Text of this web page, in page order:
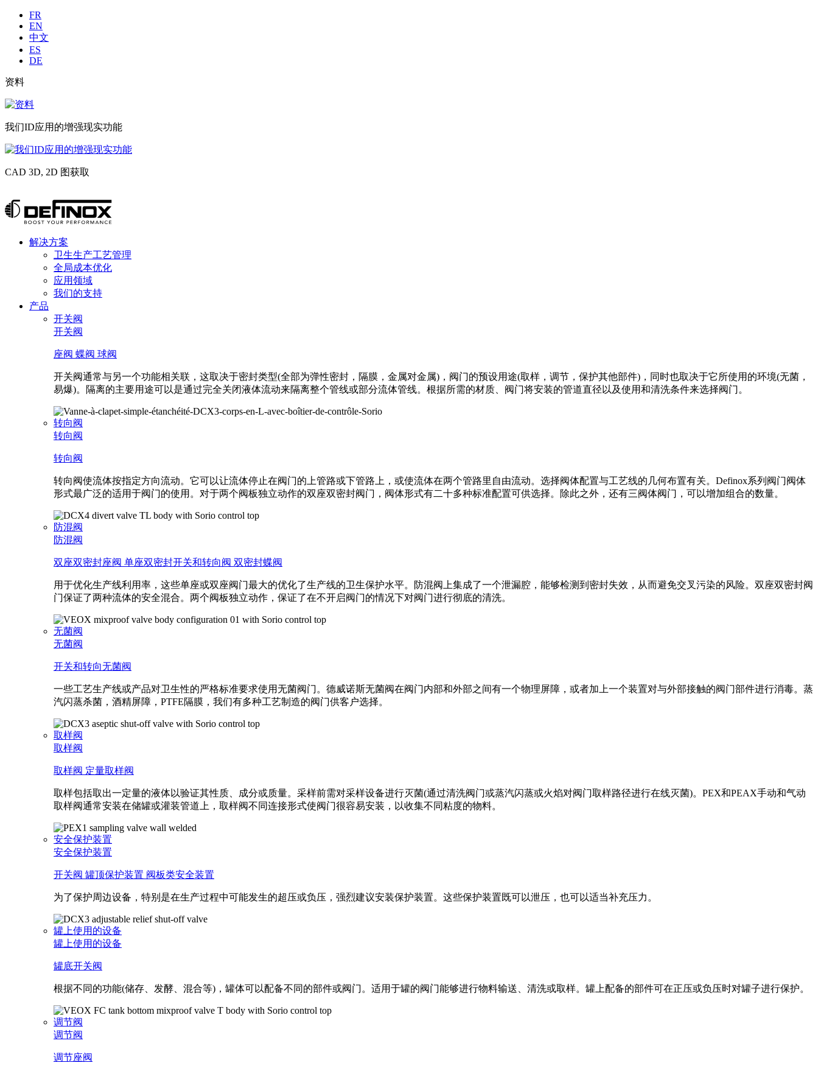
Langues
FR
EN
中文
ES
DE
Liste
sub
资料
资
我们ID应用的增强现实功能
我
CAD 3D, 2D 图获取
3D,
2D
跳
转
Menu
解决方案
卫生生产工艺管理
全局成本优化
应用领域
我们的支持
产品
开关阀
开关阀
座阀 蝶阀 球阀
开关阀通常与另一个功能相关联，这取决于密封类型(全部为弹性密封，隔膜，金属对金属)，阀门的预设用途(取样，调节，保护其他部件)，同时也取决于它所使用的环境(无菌，
易爆)。隔离的主要用途可以是通过完全关闭液体流动来隔离整个管线或部分流体管线。根据所需的材质、阀门将安装的管道直径以及使用和清洗条件来选择阀门。
转向阀
转向阀
转向阀
转向阀使流体按指定方向流动。它可以让流体停止在阀门的上管路或下管路上，或使流体在两个管路里自由流动。选择阀体配置与工艺线的几何布置有关。Definox系列阀门阀体
形式最广泛的适用于阀门的使用。对于两个阀板独立动作的双座双密封阀门，阀体形式有二十多种标准配置可供选择。除此之外，还有三阀体阀门，可以增加组合的数量。
防混阀
防混阀
双座双密封座阀 单座双密封开关和转向阀 双密封蝶阀
用于优化生产线利用率，这些单座或双座阀门最大的优化了生产线的卫生保护水平。防混阀上集成了一个泄漏腔，能够检测到密封失效，从而避免交叉污染的风险。双座双密封阀
门保证了两种流体的安全混合。两个阀板独立动作，保证了在不开启阀门的情况下对阀门进行彻底的清洗。
无菌阀
无菌阀
开关和转向无菌阀
一些工艺生产线或产品对卫生性的严格标准要求使用无菌阀门。德威诺斯无菌阀在阀门内部和外部之间有一个物理屏障，或者加上一个装置对与外部接触的阀门部件进行消毒。蒸
汽闪蒸杀菌，酒精屏障，PTFE隔膜，我们有多种工艺制造的阀门供客户选择。
取样阀
取样阀
取样阀 定量取样阀
取样包括取出一定量的液体以验证其性质、成分或质量。采样前需对采样设备进行灭菌(通过清洗阀门或蒸汽闪蒸或火焰对阀门取样路径进行在线灭菌)。PEX和PEAX手动和气动
取样阀通常安装在储罐或灌装管道上，取样阀不同连接形式使阀门很容易安装，以收集不同粘度的物料。
安全保护装置
安全保护装置
开关阀 罐顶保护装置 阀板类安全装置
为了保护周边设备，特别是在生产过程中可能发生的超压或负压，强烈建议安装保护装置。这些保护装置既可以泄压，也可以适当补充压力。
罐上使用的设备
罐上使用的设备
罐底开关阀
根据不同的功能(储存、发酵、混合等)，罐体可以配备不同的部件或阀门。适用于罐的阀门能够进行物料输送、清洗或取样。罐上配备的部件可在正压或负压时对罐子进行保护。
调节阀
调节阀
调节座阀